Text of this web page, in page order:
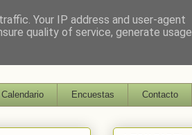
Calendario Encuestas Contacto
Your IP address and user-agent
quality of service, generate usage